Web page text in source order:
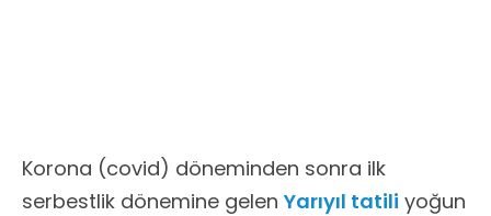
Korona (covid) döneminden sonra ilk
serbestlik dönemine gelenYarıyıl tatili yoğun